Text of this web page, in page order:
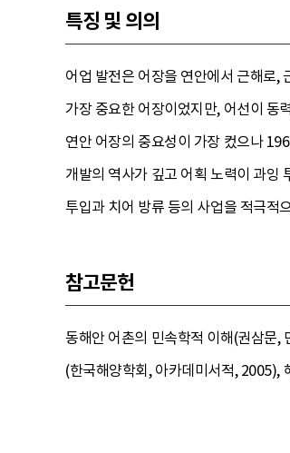
특징 및 의의
어업 발전은 어장을 연안에서 근해로,
가장 중요한 어장이었지만, 어선이 동
연안 어장의 중요성이 가장 컸으나
개발의 역사가 깊고 어획 노력이 과잉
투입과 치어 방류 등의 사업을 적극적
참고문헌
동해안 어촌의 민속학적 이해(권삼문,
(한국해양학회, 아카데미서적,